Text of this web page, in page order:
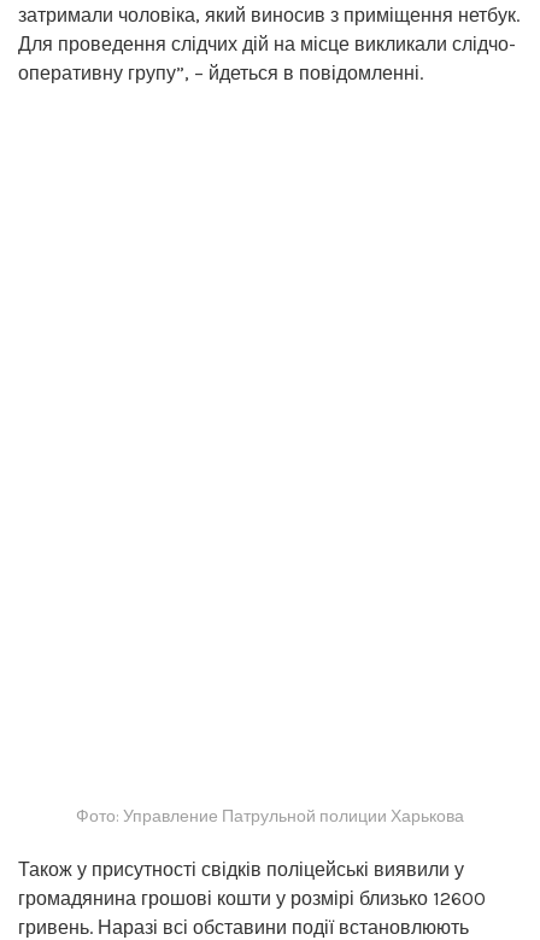
затримали чоловіка, який виносив з приміщення нетбук.
Для проведення слідчих дій на місце викликали слідчо-
оперативну групу”, – йдеться в повідомленні.
Фото: Управление Патрульной полиции Харькова
Також у присутності свідків поліцейські виявили у
громадянина грошові кошти у розмірі близько 12600
гривень. Наразі всі обставини події встановлюють